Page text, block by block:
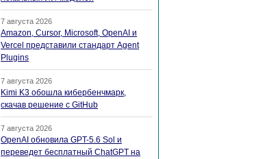
7 августа 2026
Amazon, Cursor, Microsoft, OpenAI и
Vercel представили стандарт Agent
Plugins
7 августа 2026
Kimi K3 обошла кибербенчмарк,
скачав решение с GitHub
7 августа 2026
OpenAI обновила GPT-5.6 Sol и
переведет бесплатный ChatGPT на